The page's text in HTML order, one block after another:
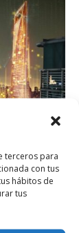
terceros para
con tus
hábitos de
tus